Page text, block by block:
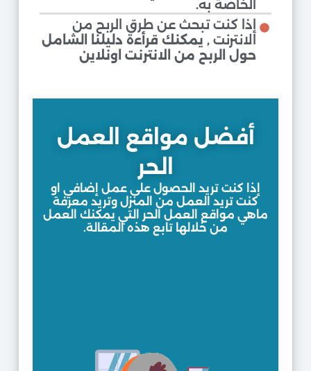
الخاصة به.
إذا كنت تبحث عن طرق الربح من
الانترنت , يمكنك قرأءة دليلنا الشامل
حول الربح من الانترنت اونلاين
أفضل مواقع العمل
الحر
إذا كنت تريد الحصول على عمل إضافي او
كنت تريد العمل من المنزل وتريد معرفة
ماهي مواقع العمل الحر التي يمكنك العمل
من خلالها تابع هذه المقالة.